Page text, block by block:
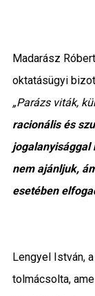
Madarász
oktatásügyi
„Parázs viták,
racionális és
jogalanyisággal
nem ajánljuk,
esetében
Lengyel István,
tolmácsolta,